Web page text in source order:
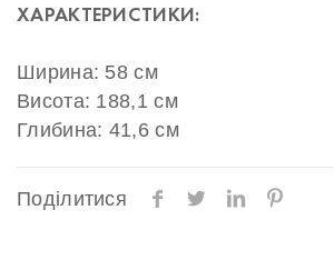
ХАРАКТЕРИСТИКИ:
Ширина: 58 см
Висота: 188,1 см
Глибина: 41,6 см
Поділитися